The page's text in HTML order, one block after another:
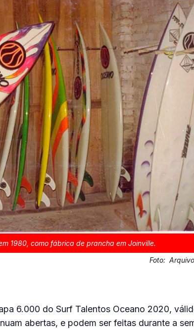
1980, como fábrica de prancha em Joinville.
Foto:
6.000 do Surf Talentos Oceano 2020,
abertas, e podem ser feitas durante a